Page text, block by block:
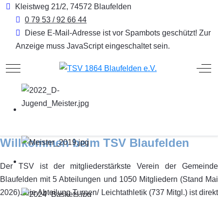
Kleistweg 21/2, 74572 Blaufelden
0 79 53 / 92 66 44
Diese E-Mail-Adresse ist vor Spambots geschützt! Zur
Anzeige muss JavaScript eingeschaltet sein.
Mobile Menu Toggle Off-
Willkommen beim TSV Blaufelden
Der TSV ist der mitgliederstärkste Verein der Gemeinde
Blaufelden mit 5 Abteilungen und 1050 Mitgliedern (Stand Mai
2026). Die Abteilung Turnen/ Leichtathletik (737 Mitgl.) ist direkt